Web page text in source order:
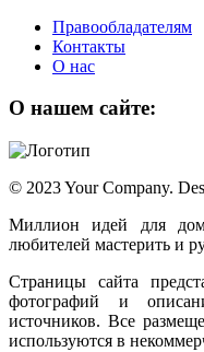
Правообладателям
Контакты
О нас
О нашем сайте:
© 2023 Your Company.
Миллион идей для
любителей мастерить и
Страницы сайта
фотографий и
источников. Все
используются в